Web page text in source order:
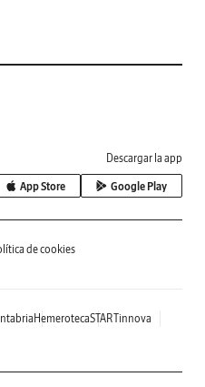
Descargar la app
App Store Google Play
de cookies
HemerotecaSTARTinnova